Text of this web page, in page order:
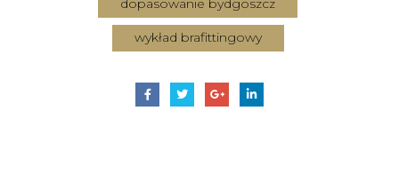
dopasowanie bydgoszcz
wykład brafittingowy